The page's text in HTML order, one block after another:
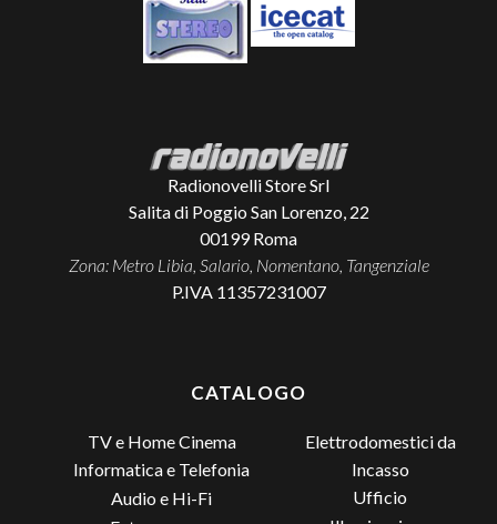
Radionovelli Store Srl
Salita di Poggio San Lorenzo, 22
00199 Roma
Zona: Metro Libia, Salario, Nomentano, Tangenziale
P.IVA 11357231007
CATALOGO
TV e Home Cinema
Informatica e Telefonia
Audio e Hi-Fi
Elettrodomestici da
Incasso
Ufficio